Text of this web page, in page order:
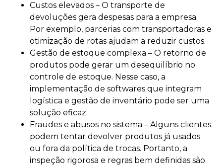
Custos elevados – O transporte de
devoluções gera despesas para a empresa.
Por exemplo, parcerias com transportadoras e
otimização de rotas ajudam a reduzir custos.
Gestão de estoque complexa – O retorno de
produtos pode gerar um desequilíbrio no
controle de estoque. Nesse caso, a
implementação de softwares que integram
logística e gestão de inventário pode ser uma
solução eficaz.
Fraudes e abusos no sistema – Alguns clientes
podem tentar devolver produtos já usados
ou fora da política de trocas. Portanto, a
inspeção rigorosa e regras bem definidas são